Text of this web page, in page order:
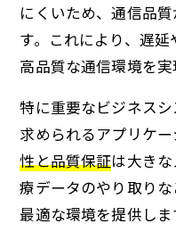
にくいため、通信品
す。これにより、遅延
高品質な通信環境を実
特に重要なビジネス
求められるアプリケ
性と品質保証は大き
療データのやり取り
最適な環境を提供しま